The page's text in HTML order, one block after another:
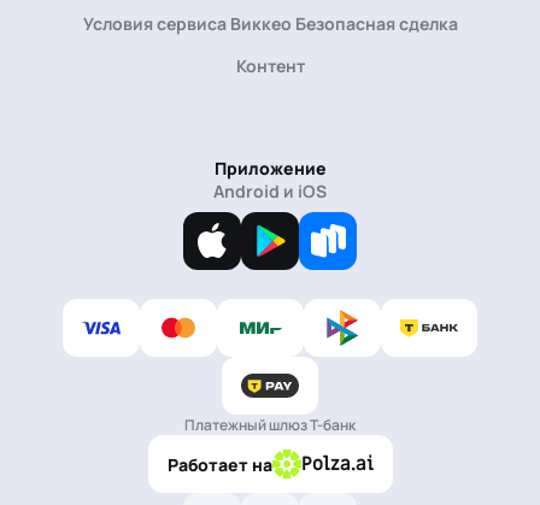
Условия сервиса Виккео Безопасная сделка
Контент
Приложение
Android и iOS
Платежный шлюз Т-банк
Работает на Polza.ai